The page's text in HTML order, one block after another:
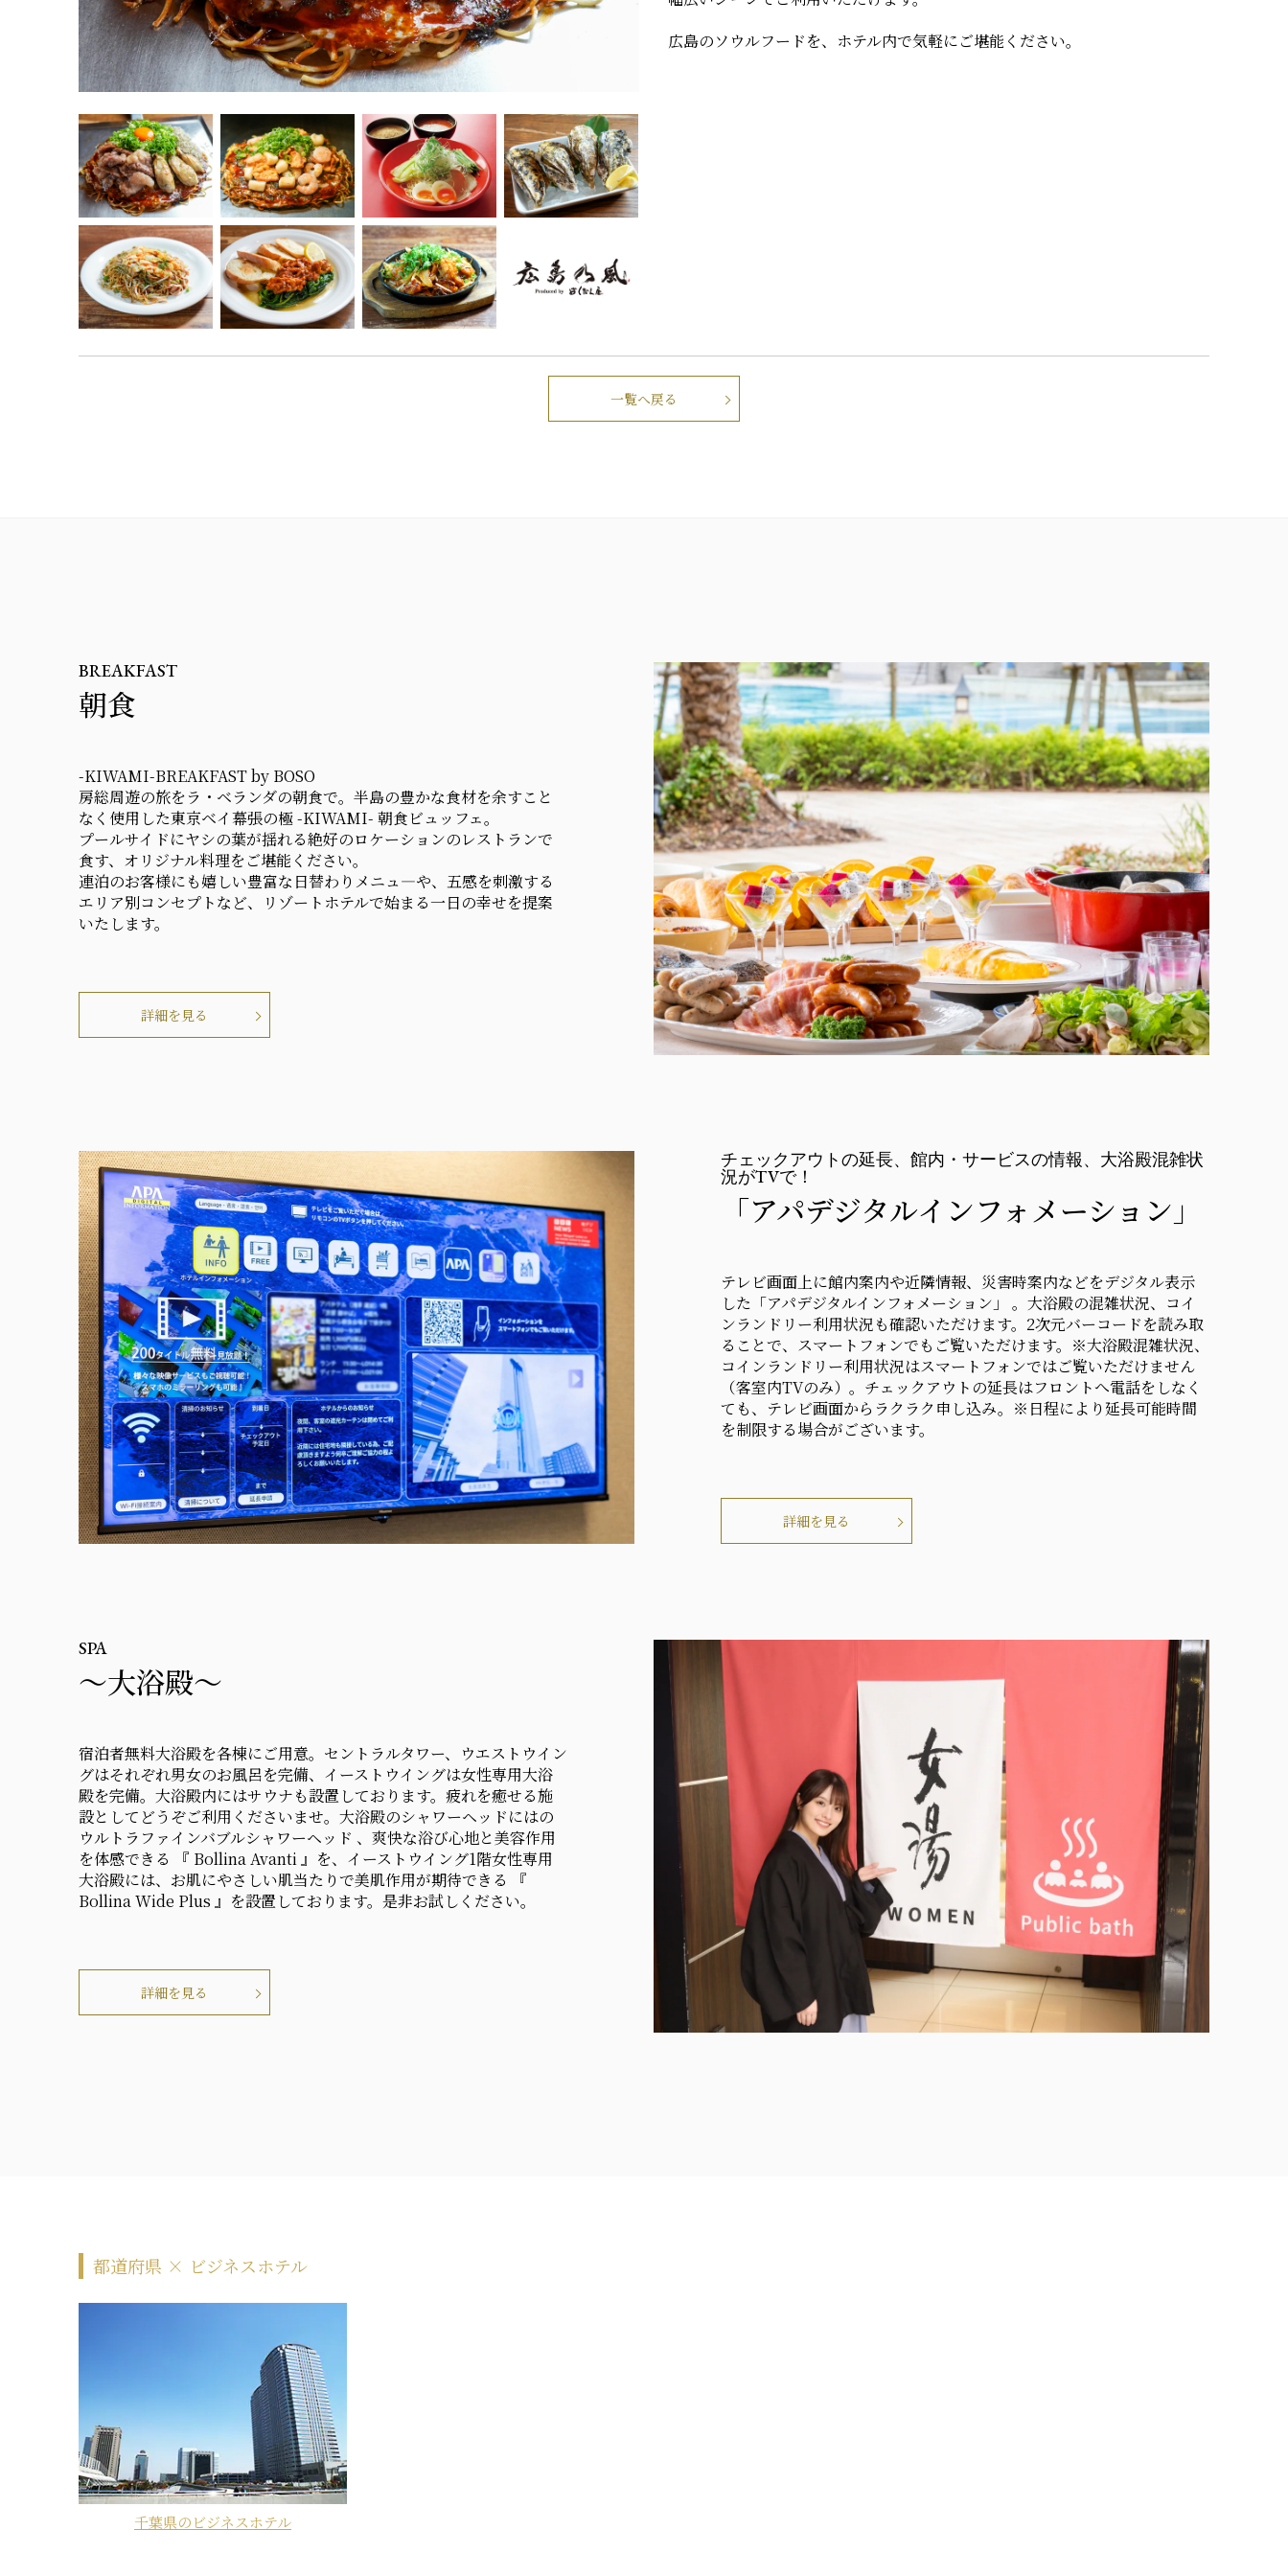
広島のソウルフードを、ホテル内で気軽にご堪能ください。
一覧へ戻る
BREAKFAST
朝食
-KIWAMI-BREAKFAST by BOSO
房総周遊の旅をラ・ベランダの朝食で。半島の豊かな食材を余すこと
なく使用した東京ベイ幕張の極 -KIWAMI- 朝食ビュッフェ。
プールサイドにヤシの葉が揺れる絶好のロケーションのレストランで
食す、オリジナル料理をご堪能ください。
連泊のお客様にも嬉しい豊富な日替わりメニュ―や、五感を刺激する
エリア別コンセプトなど、リゾートホテルで始まる一日の幸せを提案
いたします。
詳細を見る
チェックアウトの延長、館内・サービスの情報、大浴殿混雑状
況がTVで！
「アパデジタルインフォメーション」
テレビ画面上に館内案内や近隣情報、災害時案内などをデジタル表示
した「アパデジタルインフォメーション」 。大浴殿の混雑状況、コイ
ンランドリー利用状況も確認いただけます。2次元バーコードを読み取
ることで、スマートフォンでもご覧いただけます。※大浴殿混雑状況、
コインランドリー利用状況はスマートフォンではご覧いただけません
（客室内TVのみ）。チェックアウトの延長はフロントへ電話をしなく
ても、テレビ画面からラクラク申し込み。※日程により延長可能時間
を制限する場合がございます。
詳細を見る
SPA
～大浴殿～
宿泊者無料大浴殿を各棟にご用意。セントラルタワー、ウエストウイン
グはそれぞれ男女のお風呂を完備、イーストウイングは女性専用大浴
殿を完備。大浴殿内にはサウナも設置しております。疲れを癒せる施
設としてどうぞご利用くださいませ。大浴殿のシャワーヘッドにはの
ウルトラファインバブルシャワーヘッド 、爽快な浴び心地と美容作用
を体感できる 『 Bollina Avanti 』を、イーストウイング1階女性専用
大浴殿には、お肌にやさしい肌当たりで美肌作用が期待できる 『
Bollina Wide Plus 』を設置しております。是非お試しください。
詳細を見る
都道府県 × ビジネスホテル
千葉県のビジネスホテル